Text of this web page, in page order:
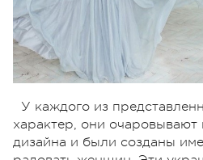
У каждого из
характер, они очаровывают
дизайна и были созданы